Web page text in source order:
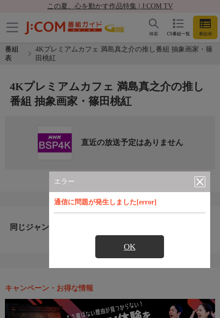
この夏、心を動かす作品特集 | J:COM TV
CS番組一覧 番組表
検索
番組
表
4Kプレミアムカフェ 満島真之介の推し番組 抽象画家・篠
田桃紅
エラー
通信に問題が発生しました[error]
OK
4Kプレミアムカフェ 満島真之介の推し
番組 抽象画家・篠田桃紅
直近の放送予定はありません
同じジャンルのおすすめ番組
キャンペーン・お得な情報